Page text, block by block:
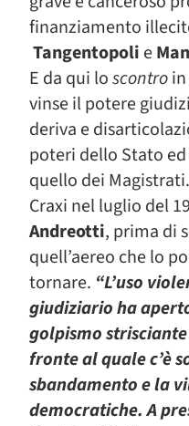
finanziamento
Tangentopoli e
E da qui loscontro
vinse il potere
deriva e
poteri dello Stato
quello dei Magistrati.
Craxi nel luglio del
Andreotti, prima di
quell’aereo che lo
tornare. “L’uso
giudiziario ha
golpismo
fronte al quale c’è
sbandamento e la
democratiche. A